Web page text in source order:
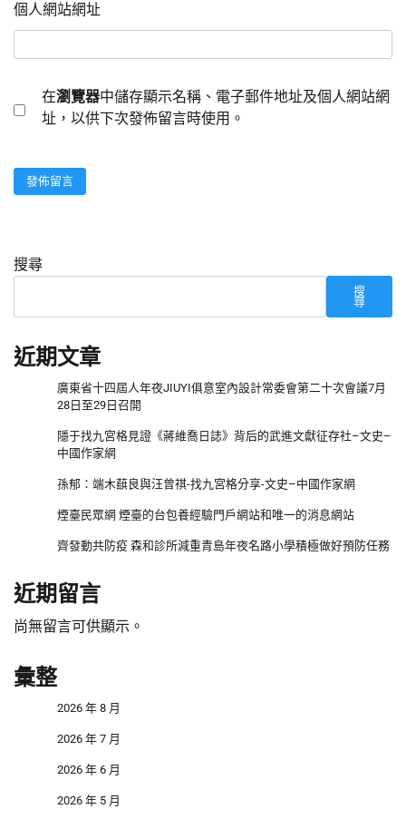
個人網站網址
在瀏覽器中儲存顯示名稱、電子郵件地址及個人網站網
址，以供下次發佈留言時使用。
搜尋
搜
尋
近期文章
廣東省十四屆人年夜JIUYI俱意室內設計常委會第二十次會議7月
28日至29日召開
隱于找九宮格見證《蔣維喬日誌》背后的武進文獻征存社–文史–
中國作家網
孫郁：端木蕻良與汪曾祺-找九宮格分享-文史–中國作家網
煙臺民眾網 煙臺的台包養經驗門戶網站和唯一的消息網站
齊發動共防疫 森和診所減重青島年夜名路小學積極做好預防任務
近期留言
尚無留言可供顯示。
彙整
2026 年 8 月
2026 年 7 月
2026 年 6 月
2026 年 5 月